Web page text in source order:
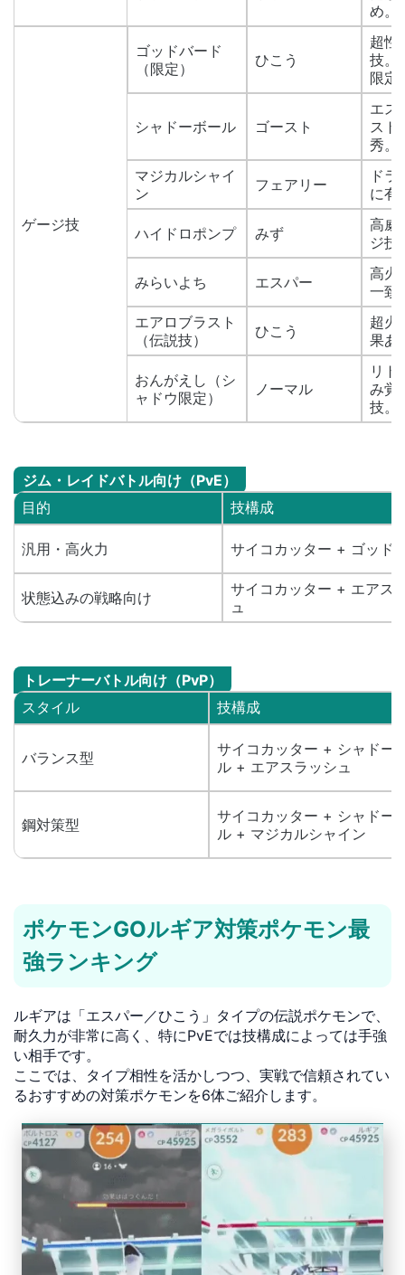
め。
ゲージ技
ゴッドバード
（限定）
ひこう
超性
技。
限定
シャドーボール ゴースト
エス
スト
秀。
マジカルシャイ
ン
フェアリー
ド
に有
ハイドロポンプ みず
高威
ジ技
みらいよち エスパー
高火
一致
エアロブラスト
（伝説技）
ひこう
超火
果あ
おんがえし（シ
ャドウ限定）
ノーマル
リト
み覚
技。
ジム・レイドバトル向け（PvE）
目的
技構成
汎用・高火力 サイコカッター + ゴッド
状態込みの戦略向け
サイコカッター + エアス
ュ
トレーナーバトル向け（PvP）
スタイル
技構成
バランス型
サイコカッター + シャドー
ル + エアスラッシュ
鋼対策型
サイコカッター + シャドー
ル + マジカルシャイン
ポケモンGOルギア対策ポケモン最
強ランキング
ルギアは「エスパー／ひこう」タイプの伝説ポケモンで、
耐久力が非常に高く、特にPvEでは技構成によっては手強
い相手です。
ここでは、タイプ相性を活かしつつ、実戦で信頼されてい
るおすすめの対策ポケモンを6体ご紹介します。